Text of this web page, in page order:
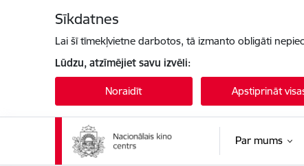
Sīkdatnes
Lai šī tīmekļvietne darbotos, tā izmanto obligāti
Lūdzu, atzīmējiet savu izvēli:
Noraidīt Apstiprināt
Par mums